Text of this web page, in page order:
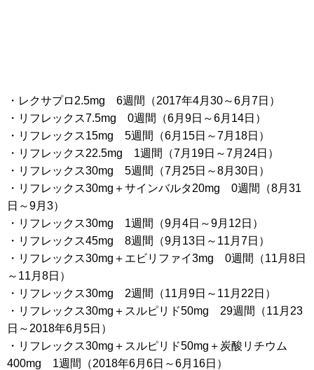
・レクサプロ2.5mg 6週間（2017年4月30～6月7日）
・リフレックス7.5mg 0週間（6月9日～6月14日）
・リフレックス15mg 5週間（6月15日～7月18日）
・リフレックス22.5mg 1週間（7月19日～7月24日）
・リフレックス30mg 5週間（7月25日～8月30日）
・リフレックス30mg＋サインバルタ20mg 0週間（8月31
日～9月3）
・リフレックス30mg 1週間（9月4日～9月12日）
・リフレックス45mg 8週間（9月13日～11月7日）
・リフレックス30mg＋エビリファイ3mg 0週間（11月8日
～11月8日）
・リフレックス30mg 2週間（11月9日～11月22日）
・リフレックス30mg＋スルピリド50mg 29週間（11月23
日～2018年6月5日）
・リフレックス30mg＋スルピリド50mg＋炭酸リチウム
400mg 1週間（2018年6月6日～6月16日）